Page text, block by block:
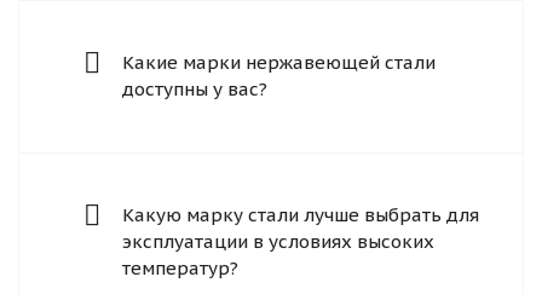
Какие марки нержавеющей стали
доступны у вас?
Какую марку стали лучше выбрать для
эксплуатации в условиях высоких
температур?